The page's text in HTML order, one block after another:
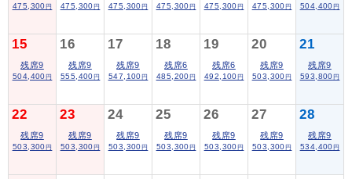
475,300 円 475,300 円 475,300 円 475,300 円 475,300 円 475,300 円 504,400 円
15
残席9
504,400 円
16
残席9
555,400 円
17
残席9
547,100 円
18
残席6
485,200 円
19
残席6
492,100 円
20
残席9
503,300 円
21
残席9
593,800 円
22
残席9
503,300 円
23
残席9
503,300 円
24
残席9
503,300 円
25
残席9
503,300 円
26
残席9
503,300 円
27
残席9
503,300 円
28
残席9
534,400 円